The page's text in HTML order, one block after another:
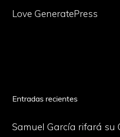
Love GeneratePress
Entradas recientes
Samuel García rifará su